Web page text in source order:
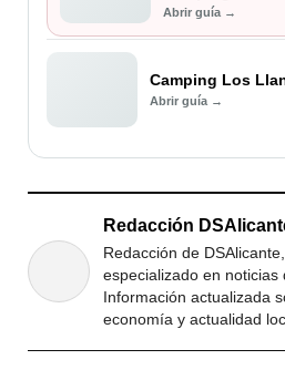
Abrir guía →
Camping Los
Abrir guía →
Redacción
Redacción de
especializado en noticias
Información actualizada
economía y actualidad